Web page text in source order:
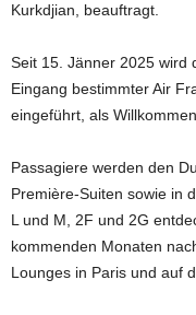
Kurkdjian, beauftragt.
Seit 15. Jänner 2025 wird
Eingang bestimmter Air
eingeführt, als
Passagiere werden den
Première-Suiten sowie in
L und M, 2F und 2G
kommenden Monaten
Lounges in Paris und auf